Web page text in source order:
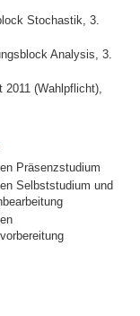
Stochastik, 3.
Analysis, 3.
2011 (Wahlpflicht),
Präsenzstudium
Selbststudium und